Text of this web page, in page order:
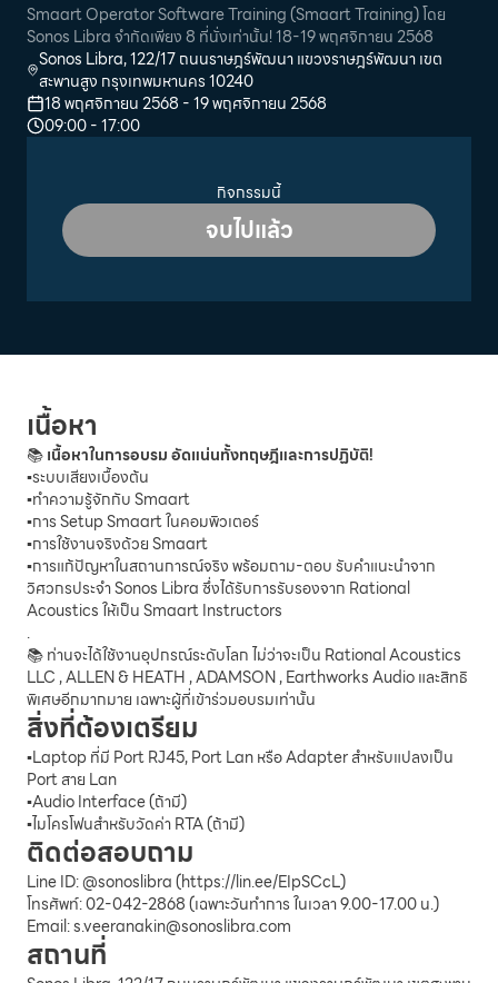
Smaart Operator Software Training (Smaart Training) โดย
Sonos Libra จำกัดเพียง 8 ที่นั่งเท่านั้น! 18-19 พฤศจิกายน 2568
Sonos Libra, 122/17 ถนนราษฎร์พัฒนา แขวงราษฎร์พัฒนา เขต
สะพานสูง กรุงเทพมหานคร 10240
18 พฤศจิกายน 2568 -19 พฤศจิกายน 2568
09:00-17:00
กิจกรรมนี้
จบไปแล้ว
เนื้อหา
📚เนื้อหาในการอบรม อัดแน่นทั้งทฤษฎีและการปฏิบัติ!
▪️ระบบเสียงเบื้องต้น
▪️ทำความรู้จักกับ Smaart
▪️การ Setup Smaart ในคอมพิวเตอร์
▪️การใช้งานจริงด้วย Smaart
▪️การแก้ปัญหาในสถานการณ์จริง พร้อมถาม-ตอบ รับคำแนะนำจาก
วิศวกรประจำ Sonos Libra ซึ่งได้รับการรับรองจาก Rational
Acoustics ให้เป็น Smaart Instructors
.
📚 ท่านจะได้ใช้งานอุปกรณ์ระดับโลก ไม่ว่าจะเป็น Rational Acoustics
LLC , ALLEN & HEATH , ADAMSON , Earthworks Audio และสิทธิ
พิเศษอีกมากมาย เฉพาะผู้ที่เข้าร่วมอบรมเท่านั้น
สิ่งที่ต้องเตรียม
▪️Laptop ที่มี Port RJ45, Port Lan หรือ Adapter สำหรับแปลงเป็น
Port สาย Lan
▪️Audio Interface (ถ้ามี)
▪️ไมโครโฟนสำหรับวัดค่า RTA (ถ้ามี)
ติดต่อสอบถาม
Line ID: @sonoslibra (https://lin.ee/EIpSCcL)
โทรศัพท์: 02-042-2868 (เฉพาะวันทำการ ในเวลา 9.00-17.00 น.)
Email:s.veeranakin@sonoslibra.com
สถานที่